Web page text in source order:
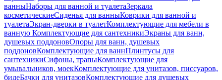
ванныНаборы для ванной и туалетаЗеркала
косметическиеСиденья для ванныКоврики для ванной и
туалетаЭкран-дверки в туалетКомплектующие для мебели в
ванную Комплектующие для сантехникиЭкраны для ванн,
душевых поддоновОпоры для ванн, душевых
поддоновКомплектующие для ваннПлинтусы для
сантехникиСифоны, трапыКомплектующие для
умывальников, моекКомплектующие для унитазов, писсуаров,
бидеБачки для унитазовКомплектующие для душевых